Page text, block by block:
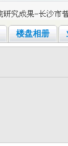
楼盘相册